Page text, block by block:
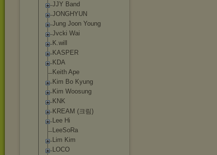
JJY Band
JONGHYUN
Jung Joon Young
Jvcki Wai
K.will
KASPER
KDA
Keith Ape
Kim Bo Kyung
Kim Woosung
KNK
KREAM (크림)
Lee Hi
LeeSoRa
Lim Kim
LOCO